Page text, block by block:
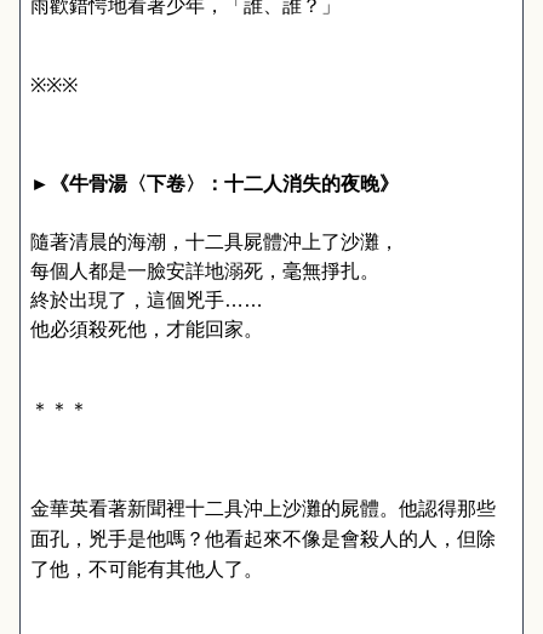
雨歡錯愕地看著少年，「誰、誰？」
※※※
► 《牛骨湯〈下卷〉：十二人消失的夜晚》
隨著清晨的海潮，十二具屍體沖上了沙灘，
每個人都是一臉安詳地溺死，毫無掙扎。
終於出現了，這個兇手……
他必須殺死他，才能回家。
＊＊＊
金華英看著新聞裡十二具沖上沙灘的屍體。他認得那些
面孔，兇手是他嗎？他看起來不像是會殺人的人，但除
了他，不可能有其他人了。